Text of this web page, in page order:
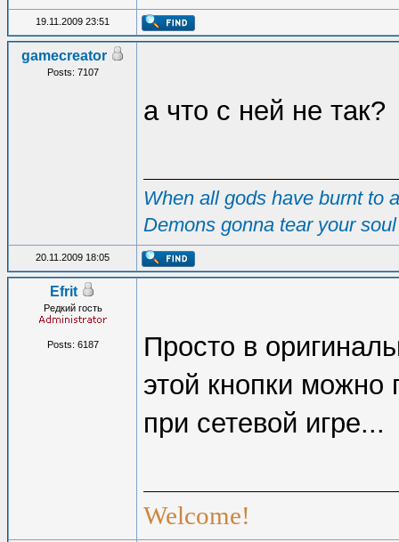
19.11.2009 23:51
gamecreator
Posts: 7107
а что с ней не так?
When all gods have burnt to
Demons gonna tear your
20.11.2009 18:05
Efrit
Редкий гость
Posts: 6187
Просто в
этой кнопки можно
при сетевой игре...
Welcome!